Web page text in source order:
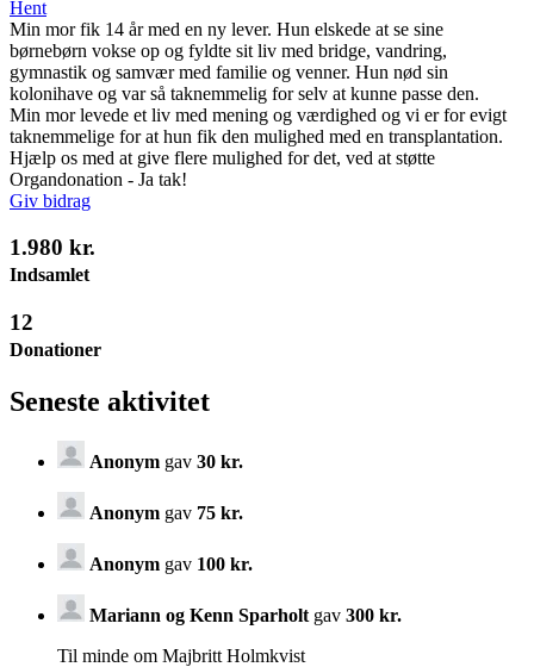
Hent
Min mor fik 14 år med en ny lever. Hun elskede at se sine
børnebørn vokse op og fyldte sit liv med bridge, vandring,
gymnastik og samvær med familie og venner. Hun nød sin
kolonihave og var så taknemmelig for selv at kunne passe den.
Min mor levede et liv med mening og værdighed og vi er for evigt
taknemmelige for at hun fik den mulighed med en transplantation.
Hjælp os med at give flere mulighed for det, ved at støtte
Organdonation - Ja tak!
Giv bidrag
1.980 kr.
Indsamlet
12
Donationer
Seneste aktivitet
Anonym gav 30 kr.
Anonym gav 75 kr.
Anonym gav 100 kr.
Mariann og Kenn Sparholtgav 300 kr.
Til minde om Majbritt Holmkvist